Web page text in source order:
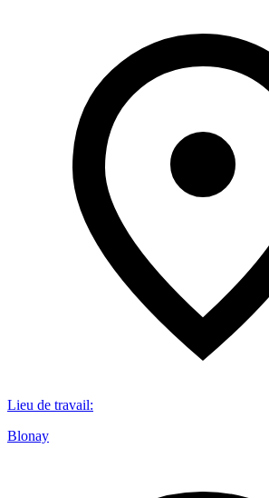
Lieu de travail:
Blonay